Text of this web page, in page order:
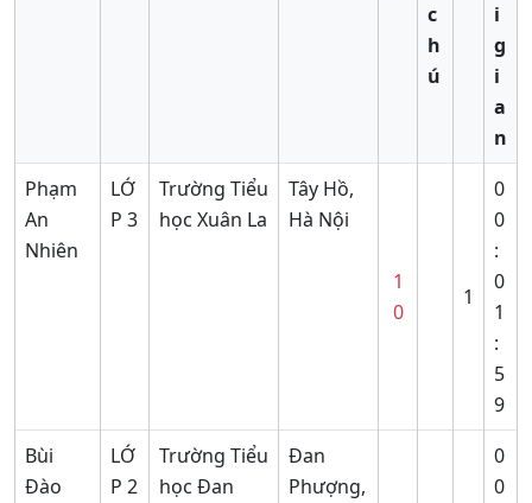
c
h
ú
i
g
i
a
n
Phạm
An
Nhiên
LỚ
P 3
Trường Tiểu
học Xuân La
Tây Hồ,
Hà Nội
1
0
1
0
0
:
0
1
:
5
9
Bùi
Đào
LỚ
P 2
Trường Tiểu
học Đan
Đan
Phượng,
0
0